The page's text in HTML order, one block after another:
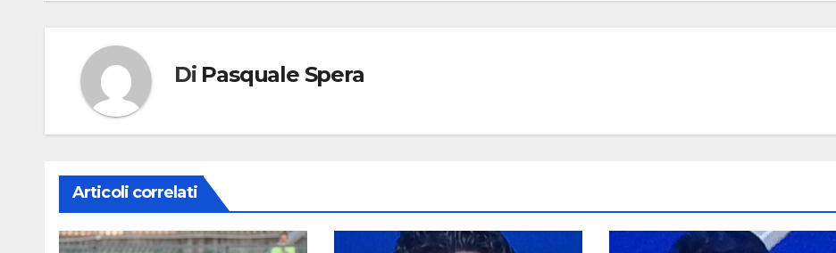
Di Pasquale Spera
Articoli correlati